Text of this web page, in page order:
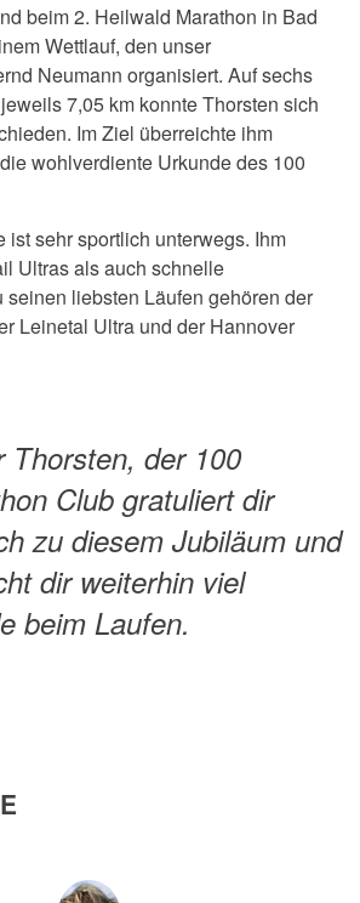
beim2. Heilwald Marathon in Bad
Wettlauf, den unser
Neumann organisiert. Aufsechs
7,05 km konnte Thorsten sich
Im Ziel überreichte ihm
wohlverdiente Urkunde des 100
ist sehr sportlich unterwegs. Ihm
Ultras als auch schnelle
seinen liebsten Läufen gehören der
Leinetal Ultra und der Hannover
Thorsten, der 100
Club gratuliert dir
zu diesem Jubiläum und
dir weiterhin viel
beim Laufen.